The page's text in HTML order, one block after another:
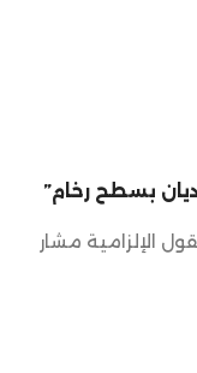
بسطح رخام”
الإلزامية مشار